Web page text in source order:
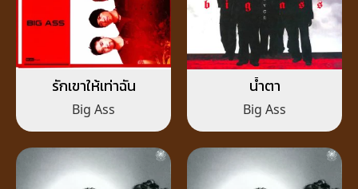
รักเขาให้เท่าฉัน
Big Ass
น้ำตา
Big Ass